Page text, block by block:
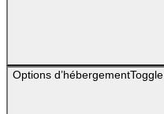
Options d’hébergementToggle